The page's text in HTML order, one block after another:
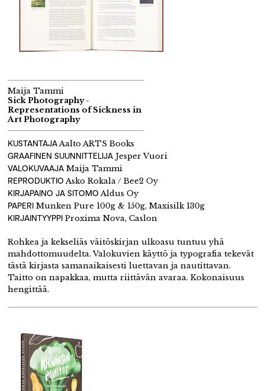
Maija Tammi
Sick Photography -
Representations of Sickness in
Art Photography
KUSTANTAJAAalto ARTS Books
GRAAFINEN SUUNNITTELIJA Jesper Vuori
VALOKUVAAJA Maija Tammi
REPRODUKTIOAsko Rokala / Bee2 Oy
KIRJAPAINO JA SITOMOAldus Oy
PAPERI Munken Pure 100g & 150g, Maxisilk 130g
KIRJAINTYYPPI Proxima Nova, Caslon
Rohkea ja kekseliäs väitöskirjan ulkoasu tuntuu yhä
mahdottomuudelta. Valokuvien käyttö ja typografia tekevät
tästä kirjasta samanaikaisesti luettavan ja nautittavan.
Taitto on napakkaa, mutta riittävän avaraa. Kokonaisuus
hengittää.